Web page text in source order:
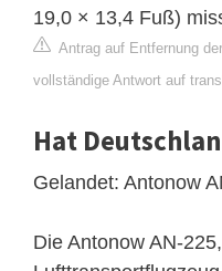
19,0 × 13,4 Fuß)
Antrag auf Entfernung
vollständige Antwort auf
Hat
Gelandet: Antonow
Die Antonow AN-